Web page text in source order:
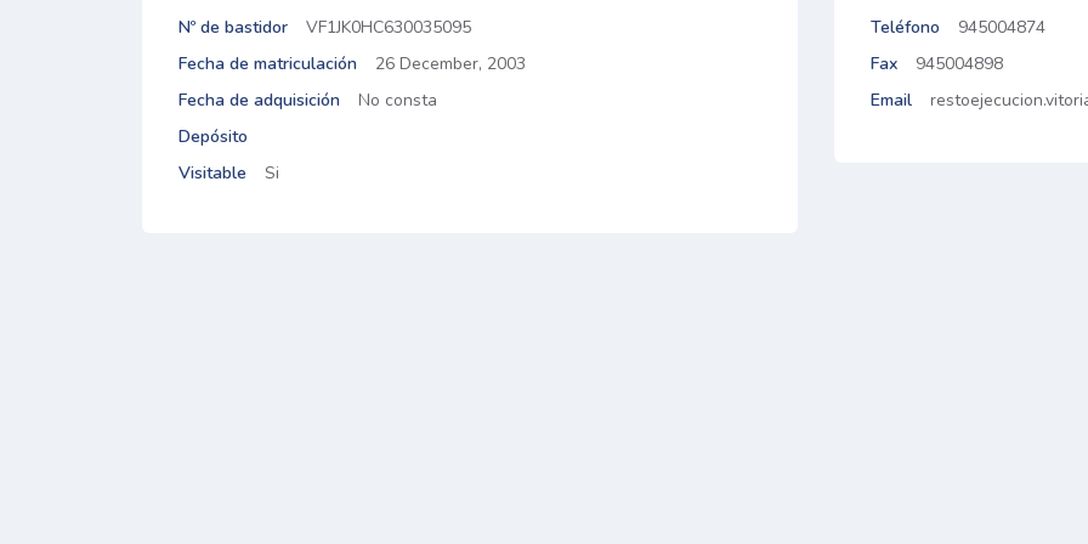
Nº de bastidor
VF1JK0HC630035095
Fecha de matriculación
26 December, 2003
Fecha de adquisición
No consta
Depósito
Visitable
Si
Teléfono
945004874
Fax
945004898
Email